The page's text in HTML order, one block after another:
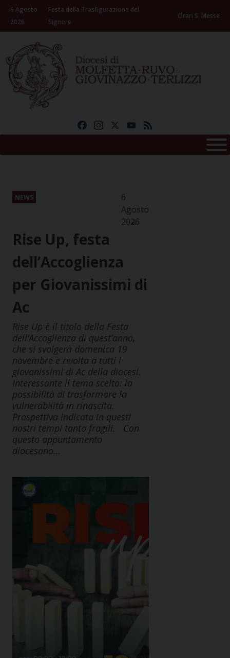
Skip
content
6 Agosto
2026
Festa della Trasfigurazione del
Signore
Orari S. Messe
FacebookInstagramYouTube
NEWS
6
Agosto
2026
Rise Up, festa
dell’Accoglienza
per Giovanissimi di
Ac
Rise Up è il titolo della Festa
dell’Accoglienza di quest’anno,
che si svolgerà domenica 19
novembre e rivolta a tutti i
giovanissimi di Ac della diocesi.
Interessante il tema scelto: la
possibilità di trasformare la
vulnerabilità in rinascita.
Prospettiva indicata in questi
nostri tempi tanto fragili. Con
questo appuntamento
diocesano…